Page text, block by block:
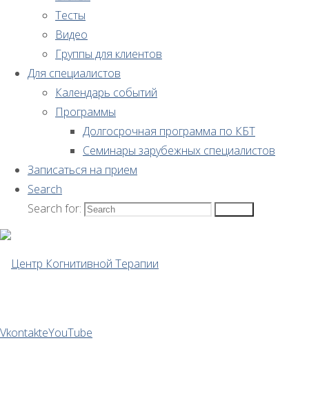
Тесты
Видео
Группы для клиентов
Для специалистов
Календарь событий
Программы
Долгосрочная программа по КБТ
Семинары зарубежных специалистов
Записаться на прием
Search
Search for:
VkontakteYouTube
отношении
еды
во
время
самоизоляции?
Как